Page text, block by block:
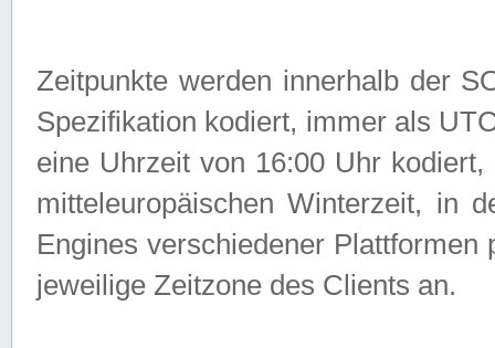
Zeitpunkte werden innerhalb der
Spezifikation kodiert, immer als
eine Uhrzeit von 16:00 Uhr
mitteleuropäischen Winterzeit, in
Engines verschiedener
jeweilige Zeitzone des Clients an.